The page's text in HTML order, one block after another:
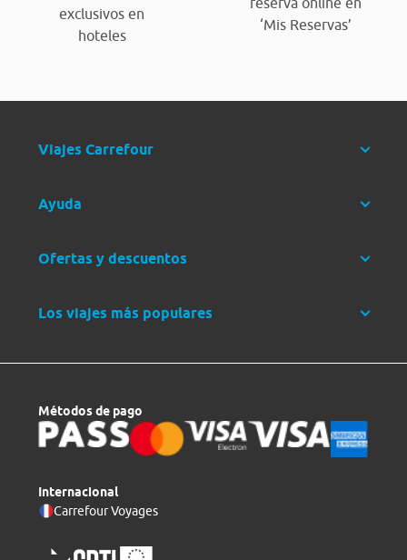
exclusivos en
hoteles
‘Mis Reservas’
Viajes Carrefour
Ayuda
Ofertas y descuentos
Los viajes más populares
Métodos de pago
Internacional
Carrefour Voyages